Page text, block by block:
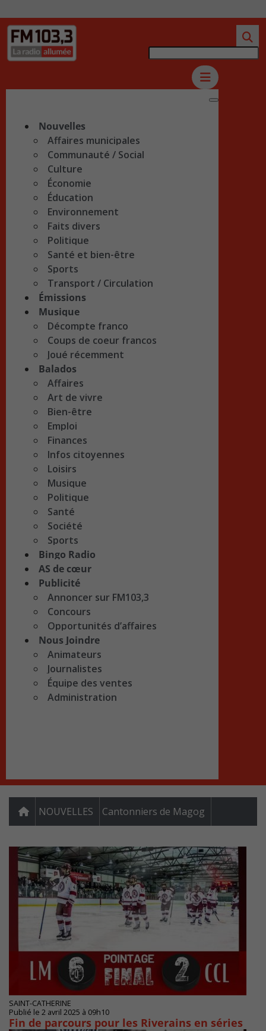
Nouvelles
Affaires municipales
Communauté / Social
Culture
Économie
Éducation
Environnement
Faits divers
Politique
Santé et bien-être
Sports
Transport / Circulation
Émissions
Musique
Décompte franco
Coups de coeur francos
Joué récemment
Balados
Affaires
Art de vivre
Bien-être
Emploi
Finances
Infos citoyennes
Loisirs
Musique
Politique
Santé
Société
Sports
Bingo Radio
AS de cœur
Publicité
Annoncer sur FM103,3
Concours
Opportunités d’affaires
Nous Joindre
Animateurs
Journalistes
Équipe des ventes
Administration
NOUVELLES Cantonniers de Magog
SAINT-CATHERINE
Publié le 2 avril 2025 à 09h10
Fin de parcours pour les Riverains en séries